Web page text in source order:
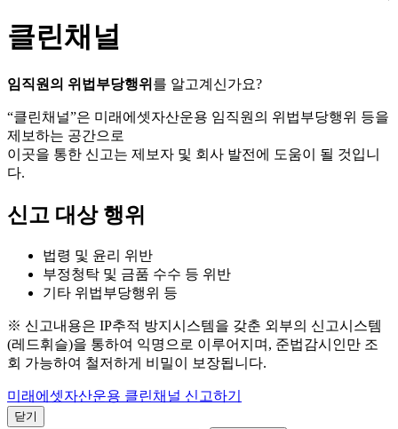
클린채널
임직원의 위법부당행위 를 알고계신가요?
“클린채널”은 미래에셋자산운용 임직원의 위법부당행위 등을
제보하는 공간으로
이곳을 통한 신고는 제보자 및 회사 발전에 도움이 될 것입니
다.
신고 대상 행위
법령 및 윤리 위반
부정청탁 및 금품 수수 등 위반
기타 위법부당행위 등
※ 신고내용은 IP추적 방지시스템을 갖춘 외부의 신고시스템
(레드휘슬)을 통하여 익명으로 이루어지며, 준법감시인만 조
회 가능하여 철저하게 비밀이 보장됩니다.
미래에셋자산운용 클린채널 신고하기
닫기